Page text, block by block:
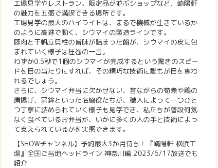
工場見学やレストラン、限定品が並ぶショップなど、崎陽軒
の魅力を五感で満喫できる場所です。
工場見学の最大のハイライトは、まるで機械が生きているか
のように高速で動く、シウマイの製造ラインです。
豚肉と干帆立貝柱の旨味が詰まった餡が、シウマイの皮に包
まれていく様子は圧巻の一言。
わずか0.5秒で1個のシウマイが完成するという驚きのスピー
ドを目の当たりにすれば、その精巧な技術に誰もが目を奪わ
れるでしょう。
さらに、シウマイ弁当に欠かせない、昔ながらの筍煮や鶏の
唐揚げ、蒲鉾といった名脇役たちが、職人によって一つひと
つ丁寧に詰められていく様子も見学でき、私たちが普段何気
なく食べているお弁当が、いかに多くの人の手と技術によっ
て支えられているかを実感できます。
【SHOWチャンネル】予約最大3か月待ち！『崎陽軒 横浜工
場』全国ご当地ヘッドライン 神奈川編 2023/6/17放送でも
紹介